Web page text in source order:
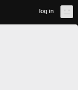
log in